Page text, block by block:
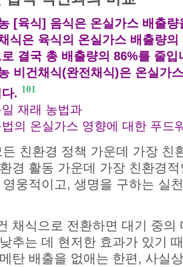
[육식] 음식은 온실가스 배출
식은 육식의 온실가스 배출량
결국 총 배출량의 86%를 줄입
비건채식(완전채식)은 온실가
. 101
재래 농법과
의 온실가스 영향에 대한 푸드
친환경 정책 가운데 가장 친
경 활동 가운데 가장 친환경
웅적이고, 생명을 구하는 실
채식으로 전환하면 대기 중의
추는 데 현저한 효과가 있기
탄 배출을 없애는 한편, 사실